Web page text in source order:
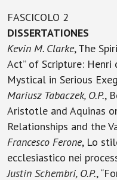
FASCICOLO 2
DISSERTATIONES
Kevin M. Clarke, The
Act” of Scripture: Henri
Mystical in Serious
Mariusz Tabaczek, O.P.,
Aristotle and Aquinas
Relationships and the
Francesco Ferone, Lo
ecclesiastico nei
Justin Schembri, O.P.,